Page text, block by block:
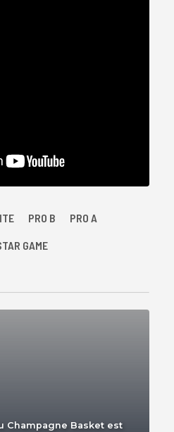
PRO B PRO A
GAME
Champagne Basket est